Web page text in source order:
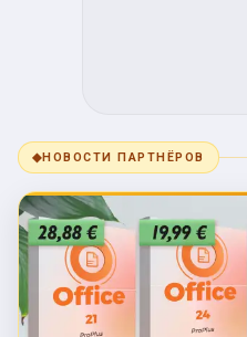
◆НОВОСТИ ПАРТНЁРОВ